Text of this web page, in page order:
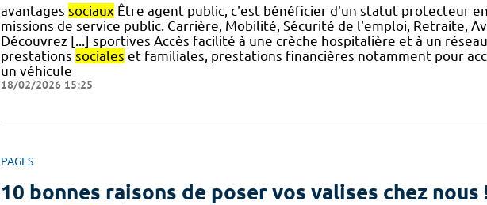
avantages sociaux Être agent public, c'est bénéficier d'un statut protecteur
missions de service public. Carrière, Mobilité, Sécurité de l'emploi, Retraite,
Découvrez [...] sportives Accès facilité à une crèche hospitalière et à un
prestations sociales et familiales, prestations financières notamment pour
un véhicule
18/02/2026 15:25
PAGES
10 bonnes raisons de poser vos valises chez nous